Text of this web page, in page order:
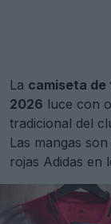
La camiseta de
2026 luce con
tradicional del
Las mangas
rojas Adidas en